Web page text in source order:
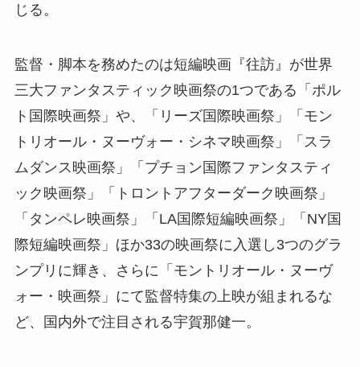
じる。
監督・脚本を務めたのは短編映画『往訪』が世界
三大ファンタスティック映画祭の1つである「ポル
ト国際映画祭」や、「リーズ国際映画祭」「モン
トリオール・ヌーヴォー・シネマ映画祭」「スラ
ムダンス映画祭」「プチョン国際ファンタスティ
ック映画祭」「トロントアフターダーク映画祭」
「タンペレ映画祭」「LA国際短編映画祭」「NY国
際短編映画祭」ほか33の映画祭に入選し3つのグラ
ンプリに輝き、さらに「モントリオール・ヌーヴ
ォー・映画祭」にて監督特集の上映が組まれるな
ど、国内外で注目される宇賀那健一。